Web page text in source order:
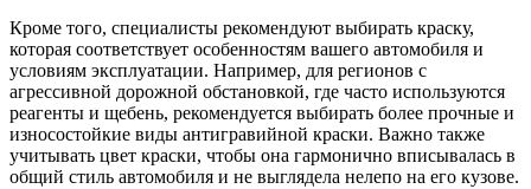
Кроме того, специалисты рекомендуют выбирать краску,
которая соответствует особенностям вашего автомобиля и
условиям эксплуатации. Например, для регионов с
агрессивной дорожной обстановкой, где часто используются
реагенты и щебень, рекомендуется выбирать более прочные и
износостойкие виды антигравийной краски. Важно также
учитывать цвет краски, чтобы она гармонично вписывалась в
общий стиль автомобиля и не выглядела нелепо на его кузове.